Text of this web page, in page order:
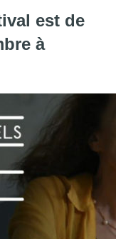
est de
à